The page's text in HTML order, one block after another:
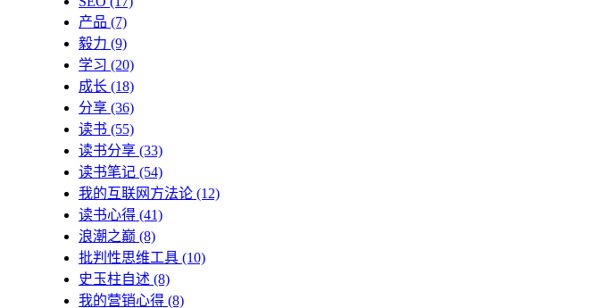
产品 (7)
毅力 (9)
学习 (20)
成长 (18)
分享 (36)
读书 (55)
读书分享 (33)
读书笔记 (54)
我的互联网方法论 (12)
读书心得 (41)
浪潮之巅 (8)
批判性思维工具 (10)
史玉柱自述 (8)
我的营销心得 (8)